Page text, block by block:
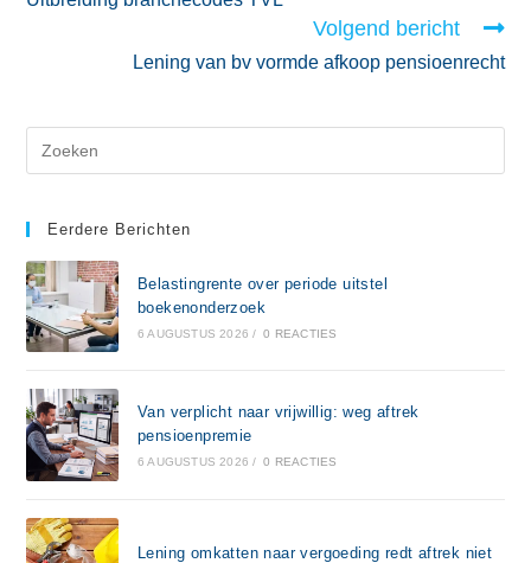
Volgend bericht
Lening van bv vormde afkoop pensioenrecht
Eerdere Berichten
Belastingrente over periode uitstel
boekenonderzoek
6 AUGUSTUS 2026 / 0 REACTIES
Van verplicht naar vrijwillig: weg aftrek
pensioenpremie
6 AUGUSTUS 2026 / 0 REACTIES
Lening omkatten naar vergoeding redt aftrek niet